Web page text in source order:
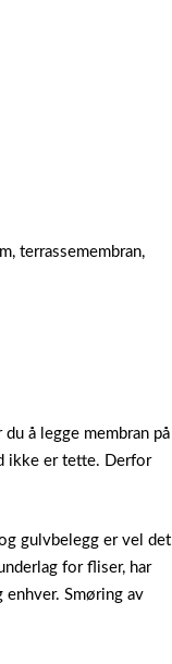
terrassemembran,
du å legge membran på
ikke er tette. Derfor
gulvbelegg er vel det
for fliser, har
Smøring av